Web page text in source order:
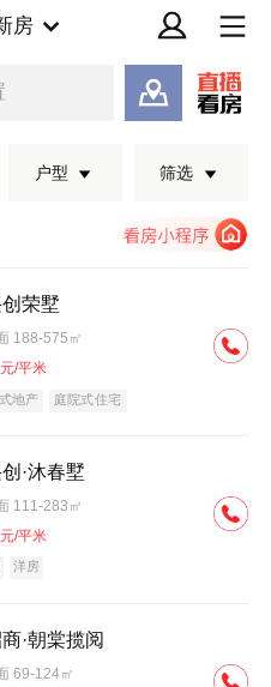
房
户型 筛选
荣墅
188-575㎡
元/平米
地产 庭院式住宅
·沐春墅
111-283㎡
元/平米
洋房
·朝棠揽阅
69-124㎡